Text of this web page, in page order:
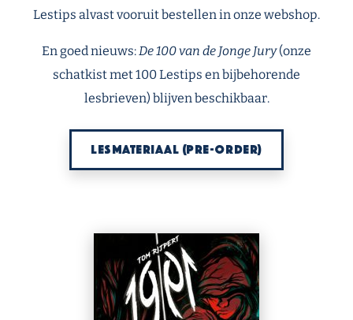
Lestips alvast vooruit bestellen in onze webshop.
En goed nieuws:De 100 van de Jonge Jury(onze
schatkist met 100 Lestips en bijbehorende
lesbrieven) blijven beschikbaar.
LESMATERIAAL (PRE-ORDER)